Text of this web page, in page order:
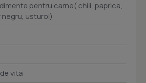
pentru carne( chili, paprica,
usturoi)
vita